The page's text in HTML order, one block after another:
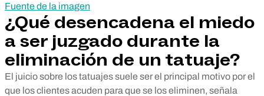
Fuente de la imagen
¿Qué desencadena el miedo
a ser juzgado durante la
eliminación de un tatuaje?
El juicio sobre los tatuajes suele ser el principal motivo por el
que los clientes acuden para que se los eliminen, señala